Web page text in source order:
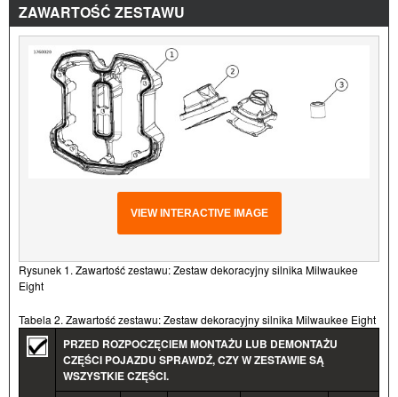
ZAWARTOŚĆ ZESTAWU
VIEW INTERACTIVE IMAGE
Rysunek 1. Zawartość zestawu: Zestaw dekoracyjny silnika Milwaukee
Eight
Tabela 2. Zawartość zestawu: Zestaw dekoracyjny silnika Milwaukee Eight
PRZED ROZPOCZĘCIEM MONTAŻU LUB DEMONTAŻU
CZĘŚCI POJAZDU SPRAWDŹ, CZY W ZESTAWIE SĄ
WSZYSTKIE CZĘŚCI.